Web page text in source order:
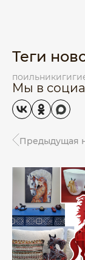
Теги
поильники
Мы в
Предыдущая